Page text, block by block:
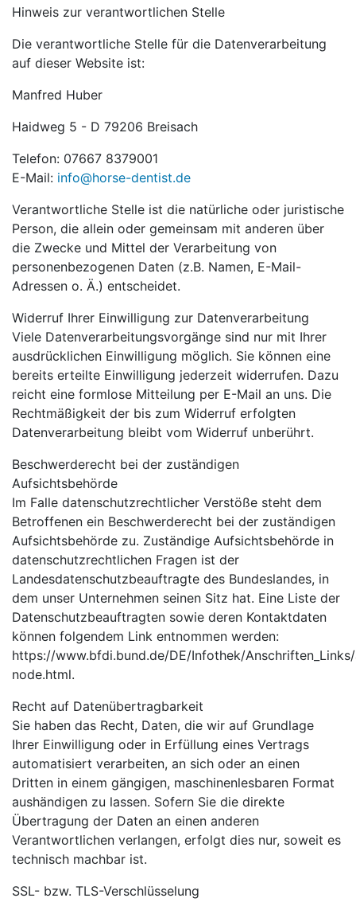
Hinweis zur verantwortlichen Stelle
Die verantwortliche Stelle für die Datenverarbeitung
auf dieser Website ist:
Manfred Huber
Haidweg 5 - D 79206 Breisach
Telefon: 07667 8379001
E-Mail: info@horse-dentist.de
Verantwortliche Stelle ist die natürliche oder juristische
Person, die allein oder gemeinsam mit anderen über
die Zwecke und Mittel der Verarbeitung von
personenbezogenen Daten (z.B. Namen, E-Mail-
Adressen o. Ä.) entscheidet.
Widerruf Ihrer Einwilligung zur Datenverarbeitung
Viele Datenverarbeitungsvorgänge sind nur mit Ihrer
ausdrücklichen Einwilligung möglich. Sie können eine
bereits erteilte Einwilligung jederzeit widerrufen. Dazu
reicht eine formlose Mitteilung per E-Mail an uns. Die
Rechtmäßigkeit der bis zum Widerruf erfolgten
Datenverarbeitung bleibt vom Widerruf unberührt.
Beschwerderecht bei der zuständigen
Aufsichtsbehörde
Im Falle datenschutzrechtlicher Verstöße steht dem
Betroffenen ein Beschwerderecht bei der zuständigen
Aufsichtsbehörde zu. Zuständige Aufsichtsbehörde in
datenschutzrechtlichen Fragen ist der
Landesdatenschutzbeauftragte des Bundeslandes, in
dem unser Unternehmen seinen Sitz hat. Eine Liste der
Datenschutzbeauftragten sowie deren Kontaktdaten
können folgendem Link entnommen werden:
https://www.bfdi.bund.de/DE/Infothek/
node.html.
Recht auf Datenübertragbarkeit
Sie haben das Recht, Daten, die wir auf Grundlage
Ihrer Einwilligung oder in Erfüllung eines Vertrags
automatisiert verarbeiten, an sich oder an einen
Dritten in einem gängigen, maschinenlesbaren Format
aushändigen zu lassen. Sofern Sie die direkte
Übertragung der Daten an einen anderen
Verantwortlichen verlangen, erfolgt dies nur, soweit es
technisch machbar ist.
SSL- bzw. TLS-Verschlüsselung